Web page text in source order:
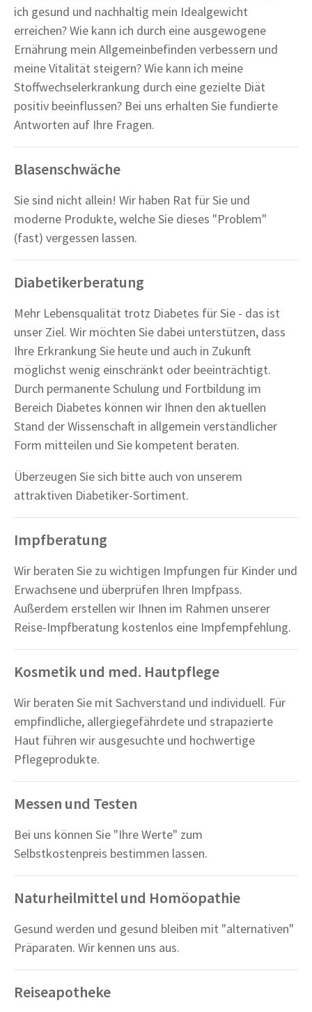
ich gesund und nachhaltig mein Idealgewicht
erreichen? Wie kann ich durch eine ausgewogene
Ernährung mein Allgemeinbefinden verbessern und
meine Vitalität steigern? Wie kann ich meine
Stoffwechselerkrankung durch eine gezielte Diät
positiv beeinflussen? Bei uns erhalten Sie fundierte
Antworten auf Ihre Fragen.
Blasenschwäche
Sie sind nicht allein! Wir haben Rat für Sie und
moderne Produkte, welche Sie dieses "Problem"
(fast) vergessen lassen.
Diabetikerberatung
Mehr Lebensqualität trotz Diabetes für Sie - das ist
unser Ziel. Wir möchten Sie dabei unterstützen, dass
Ihre Erkrankung Sie heute und auch in Zukunft
möglichst wenig einschränkt oder beeinträchtigt.
Durch permanente Schulung und Fortbildung im
Bereich Diabetes können wir Ihnen den aktuellen
Stand der Wissenschaft in allgemein verständlicher
Form mitteilen und Sie kompetent beraten.
Überzeugen Sie sich bitte auch von unserem
attraktiven Diabetiker-Sortiment.
Impfberatung
Wir beraten Sie zu wichtigen Impfungen für Kinder und
Erwachsene und überprüfen Ihren Impfpass.
Außerdem erstellen wir Ihnen im Rahmen unserer
Reise-Impfberatung kostenlos eine Impfempfehlung.
Kosmetik und med. Hautpflege
Wir beraten Sie mit Sachverstand und individuell. Für
empfindliche, allergiegefährdete und strapazierte
Haut führen wir ausgesuchte und hochwertige
Pflegeprodukte.
Messen und Testen
Bei uns können Sie "Ihre Werte" zum
Selbstkostenpreis bestimmen lassen.
Naturheilmittel und Homöopathie
Gesund werden und gesund bleiben mit "alternativen"
Präparaten. Wir kennen uns aus.
Reiseapotheke